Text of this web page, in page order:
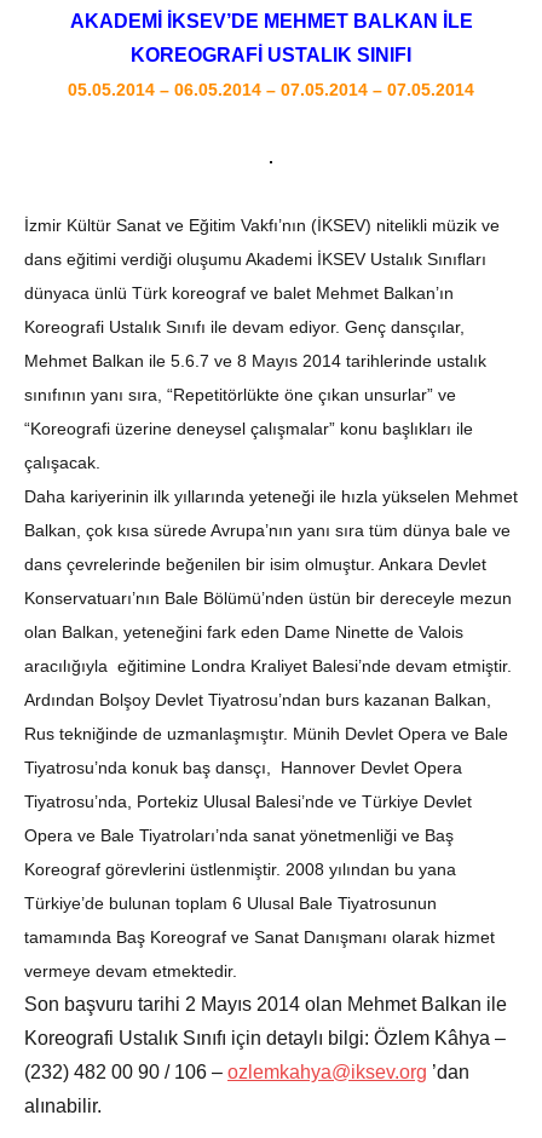
AKADEMİ İKSEV’DE MEHMET BALKAN İLE
KOREOGRAFİ USTALIK SINIFI
05.05.2014 – 06.05.2014 – 07.05.2014 – 07.05.2014
İzmir Kültür Sanat ve Eğitim Vakfı’nın (İKSEV) nitelikli müzik ve
dans eğitimi verdiği oluşumu Akademi İKSEV Ustalık Sınıfları
dünyaca ünlü Türk koreograf ve balet Mehmet Balkan’ın
Koreografi Ustalık Sınıfı ile devam ediyor. Genç dansçılar,
Mehmet Balkan ile 5.6.7 ve 8 Mayıs 2014 tarihlerinde ustalık
sınıfının yanı sıra, “Repetitörlükte öne çıkan unsurlar” ve
“Koreografi üzerine deneysel çalışmalar” konu başlıkları ile
çalışacak.
Daha kariyerinin ilk yıllarında yeteneği ile hızla yükselen Mehmet
Balkan, çok kısa sürede Avrupa’nın yanı sıra tüm dünya bale ve
dans çevrelerinde beğenilen bir isim olmuştur. Ankara Devlet
Konservatuarı’nın Bale Bölümü’nden üstün bir dereceyle mezun
olan Balkan, yeteneğini fark eden Dame Ninette de Valois
aracılığıyla eğitimine Londra Kraliyet Balesi’nde devam etmiştir.
Ardından Bolşoy Devlet Tiyatrosu’ndan burs kazanan Balkan,
Rus tekniğinde de uzmanlaşmıştır. Münih Devlet Opera ve Bale
Tiyatrosu’nda konuk baş dansçı, Hannover Devlet Opera
Tiyatrosu’nda, Portekiz Ulusal Balesi’nde ve Türkiye Devlet
Opera ve Bale Tiyatroları’nda sanat yönetmenliği ve Baş
Koreograf görevlerini üstlenmiştir. 2008 yılından bu yana
Türkiye’de bulunan toplam 6 Ulusal Bale Tiyatrosunun
tamamında Baş Koreograf ve Sanat Danışmanı olarak hizmet
vermeye devam etmektedir.
Son başvuru tarihi 2 Mayıs 2014 olan Mehmet Balkan ile
Koreografi Ustalık Sınıfı için detaylı bilgi: Özlem Kâhya –
(232) 482 00 90 / 106 – ozlemkahya@iksev.org ’dan
alınabilir.